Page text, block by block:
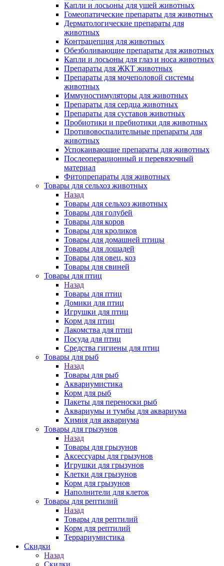
Капли и лосьоны для ушей животных
Гомеопатические препараты для животных
Дерматологические препараты для
животных
Контрацепция для животных
Обезболивающие препараты для животных
Капли и лосьоны для глаз и носа животных
Препараты для ЖКТ животных
Препараты для мочеполовой системы
животных
Иммуностимуляторы для животных
Препараты для сердца животных
Препараты для суставов животных
Пробиотики и пребиотики для животных
Противовоспалительные препараты для
животных
Успокаивающие препараты для животных
Послеоперационный и перевязочный
материал
Фитопрепараты для животных
Товары для сельхоз животных
Назад
Товары для сельхоз животных
Товары для голубей
Товары для коров
Товары для кроликов
Товары для домашней птицы
Товары для лошадей
Товары для овец, коз
Товары для свиней
Товары для птиц
Назад
Товары для птиц
Домики для птиц
Игрушки для птиц
Корм для птиц
Лакомства для птиц
Посуда для птиц
Средства гигиены для птиц
Товары для рыб
Назад
Товары для рыб
Аквариумистика
Корм для рыб
Пакеты для переноски рыб
Аквариумы и тумбы для аквариума
Химия для аквариума
Товары для грызунов
Назад
Товары для грызунов
Аксессуары для грызунов
Игрушки для грызунов
Клетки для грызунов
Корм для грызунов
Наполнители для клеток
Товары для рептилий
Назад
Товары для рептилий
Корм для рептилий
Террариумистика
Скидки
Назад
Скидки